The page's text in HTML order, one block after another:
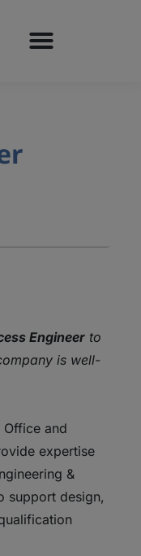
Engineer to
is well-
and
expertise
&
support design,